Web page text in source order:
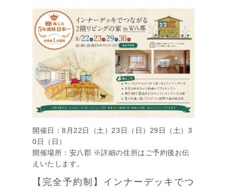
開催日：8月22日（土）23日（日）29日（土）3
0日（日）
開催場所：安八郡 ※詳細の住所はご予約後お伝
えいたします。
【完全予約制】インナーデッキでつ